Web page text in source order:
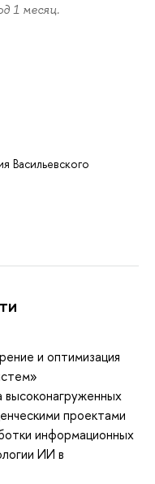
1 месяц.
Васильевского
и оптимизация
высоконагруженных
проектами
информационных
ИИ в